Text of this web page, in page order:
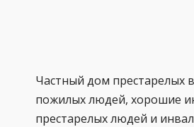
Частный дом престарелых
пожилых людей, хорошие
престарелых людей и